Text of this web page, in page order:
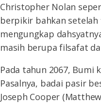
Christopher Nolan
berpikir bahkan
mengungkap
masih berupa filsafat
Pada tahun 2067,
Pasalnya, badai pasir
Joseph Cooper